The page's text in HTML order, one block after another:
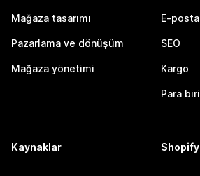
Mağaza tasarımı
Pazarlama ve dönüşüm
Mağaza yönetimi
E-
SEO
Kargo
Para
Kaynaklar Shopify